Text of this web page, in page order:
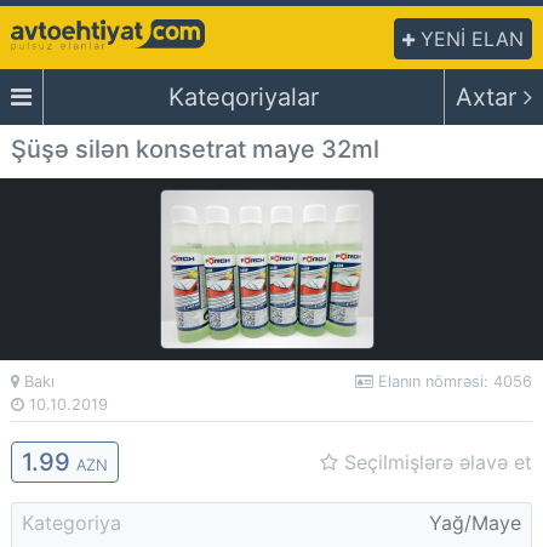
YENİ ELAN
Kateqoriyalar
Axtar
Şüşə silən konsetrat maye 32ml
Bakı
10.10.2019
Elanın nömrəsi: 4056
1.99 AZN Seçilmişlərə əlavə et
Kategoriya
Yağ/Maye